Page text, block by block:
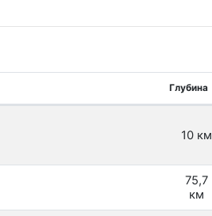
Глубина
10 км
75,7
км